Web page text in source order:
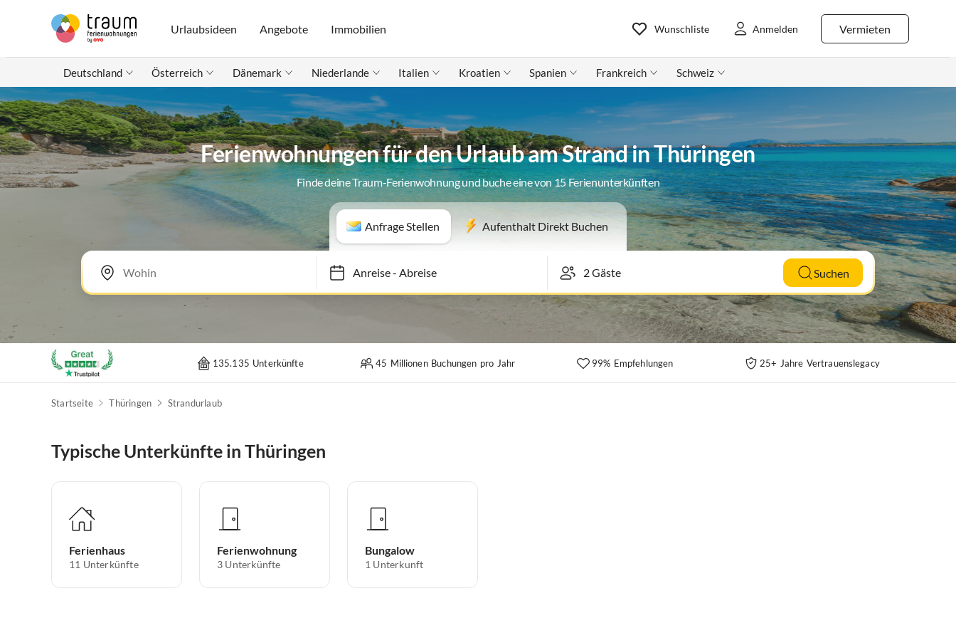
Urlaubsideen Angebote Immobilien Vermieten
Wunschliste Anmelden
Deutschland Österreich Dänemark Niederlande Italien Kroatien Spanien Frankreich Schweiz
Ferienwohnungen für den Urlaub am Strand in Thüringen
Finde deine Traum-Ferienwohnung und buche eine von 15 Ferienunterkünften
Anfrage Stellen Aufenthalt Direkt Buchen
Anreise-Abreise Suchen
135.135 Unterkünfte 45 Millionen Buchungen pro Jahr 99% Empfehlungen 25+ Jahre Vertrauenslegacy
Startseite Thüringen Strandurlaub
Typische Unterkünfte in Thüringen
Ferienhaus
11 Unterkünfte
Ferienwohnung
3 Unterkünfte
Bungalow
1 Unterkunft